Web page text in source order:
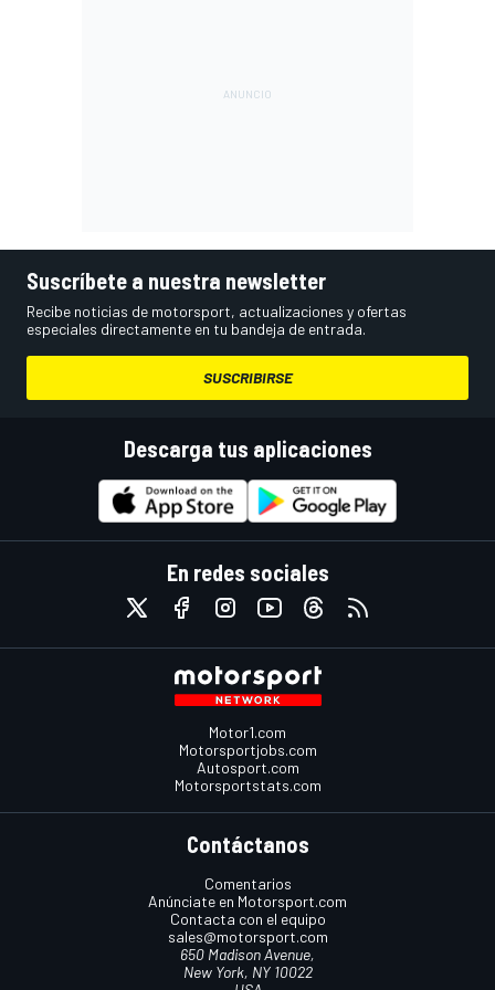
Suscríbete a nuestra newsletter
Recibe noticias de motorsport, actualizaciones y ofertas
especiales directamente en tu bandeja de entrada.
SUSCRIBIRSE
Descarga tus aplicaciones
En redes sociales
Motor1.com
Motorsportjobs.com
Autosport.com
Motorsportstats.com
Contáctanos
Comentarios
Anúnciate en Motorsport.com
Contacta con el equipo
sales@motorsport.com
650 Madison Avenue,
New York, NY 10022